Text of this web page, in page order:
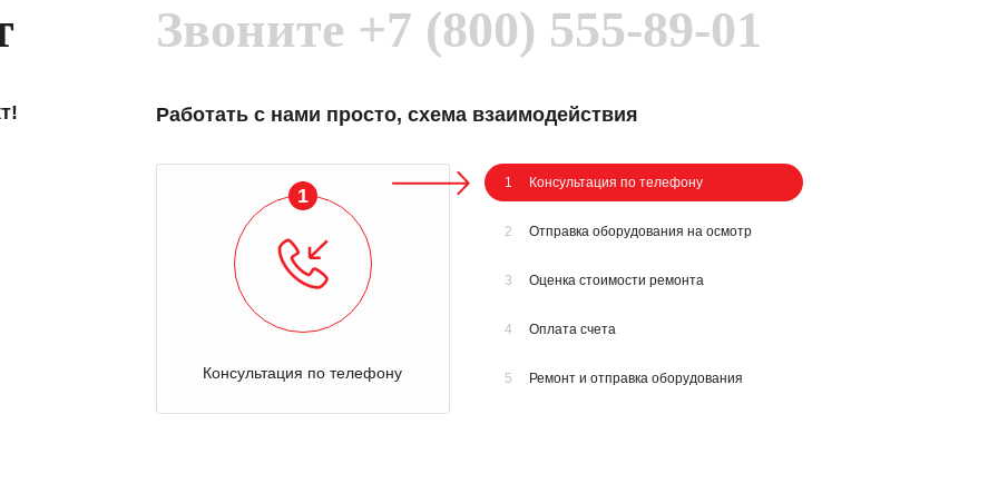
Звоните +7 (800) 555-89-01
Работать с нами просто, схема взаимодействия
1
Консультация по телефону
1 Консультация по телефону
2 Отправка оборудования на осмотр
3 Оценка стоимости ремонта
4 Оплата счета
5 Ремонт и отправка оборудования